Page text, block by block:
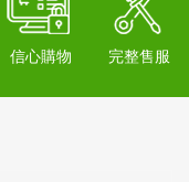
信心購物 完整售服